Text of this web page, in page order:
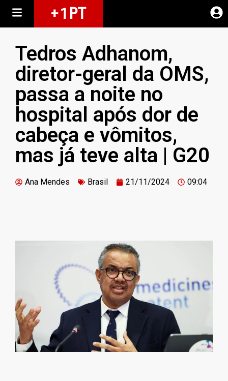
+ 1 PT
Tedros Adhanom,
diretor-geral da OMS,
passa a noite no
hospital após dor de
cabeça e vômitos,
mas já teve alta | G20
Ana Mendes Brasil 21/11/2024 09:04